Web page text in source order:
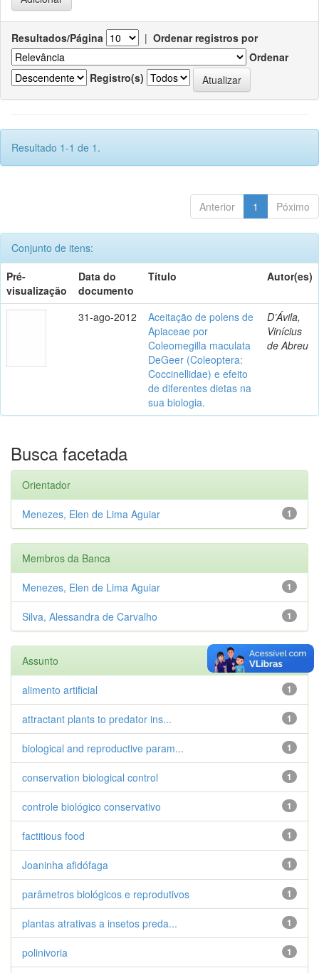
Resultados/Página | Ordenar registros por
Ordenar
Registro(s)
Resultado 1-1 de 1.
Anterior 1 Póximo
Conjunto de itens:
Pré-
visualização
Data do
documento
Título Autor(es)
31-ago-2012
Aceitação de polens de
Apiaceae por
Coleomegilla maculata
DeGeer (Coleoptera:
Coccinellidae) e efeito
de diferentes dietas na
sua biologia.
D’Ávila,
Vinícius
de Abreu
Busca facetada
Orientador
1
Menezes, Elen de Lima Aguiar
Membros da Banca
1
Menezes, Elen de Lima Aguiar
1
Silva, Alessandra de Carvalho
Assunto
1
alimento artificial
1
attractant plants to predator ins...
1
biological and reproductive param...
1
conservation biological control
1
controle biológico conservativo
1
factitious food
1
Joaninha afidófaga
1
parâmetros biológicos e reprodutivos
1
plantas atrativas a insetos preda...
1
polinivoria